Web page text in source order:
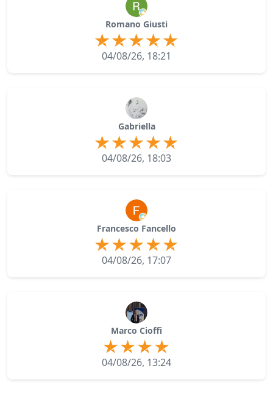
Romano Giusti
04/08/26, 18:21
Gabriella
04/08/26, 18:03
Francesco Fancello
04/08/26, 17:07
Marco Cioffi
04/08/26, 13:24